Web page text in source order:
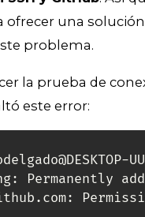
ofrecer una
problema.
la prueba de
este error:
Permanently